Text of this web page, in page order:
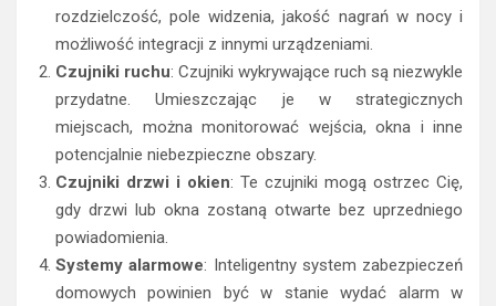
rozdzielczość, pole widzenia, jakość nagrań w nocy i
możliwość integracji z innymi urządzeniami.
Czujniki ruchu: Czujniki wykrywające ruch są niezwykle
przydatne. Umieszczając je w strategicznych
miejscach, można monitorować wejścia, okna i inne
potencjalnie niebezpieczne obszary.
Czujniki drzwi i okien: Te czujniki mogą ostrzec Cię,
gdy drzwi lub okna zostaną otwarte bez uprzedniego
powiadomienia.
Systemy alarmowe: Inteligentny system zabezpieczeń
domowych powinien być w stanie wydać alarm w